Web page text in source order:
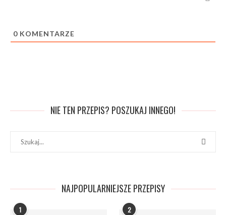
0 KOMENTARZE
NIE TEN PRZEPIS? POSZUKAJ INNEGO!
NAJPOPULARNIEJSZE PRZEPISY
1 2